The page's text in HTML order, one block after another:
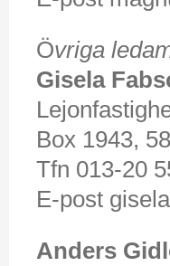
Övriga
Gisela
Box 1943,
Tfn 013-20
E-post
Anders